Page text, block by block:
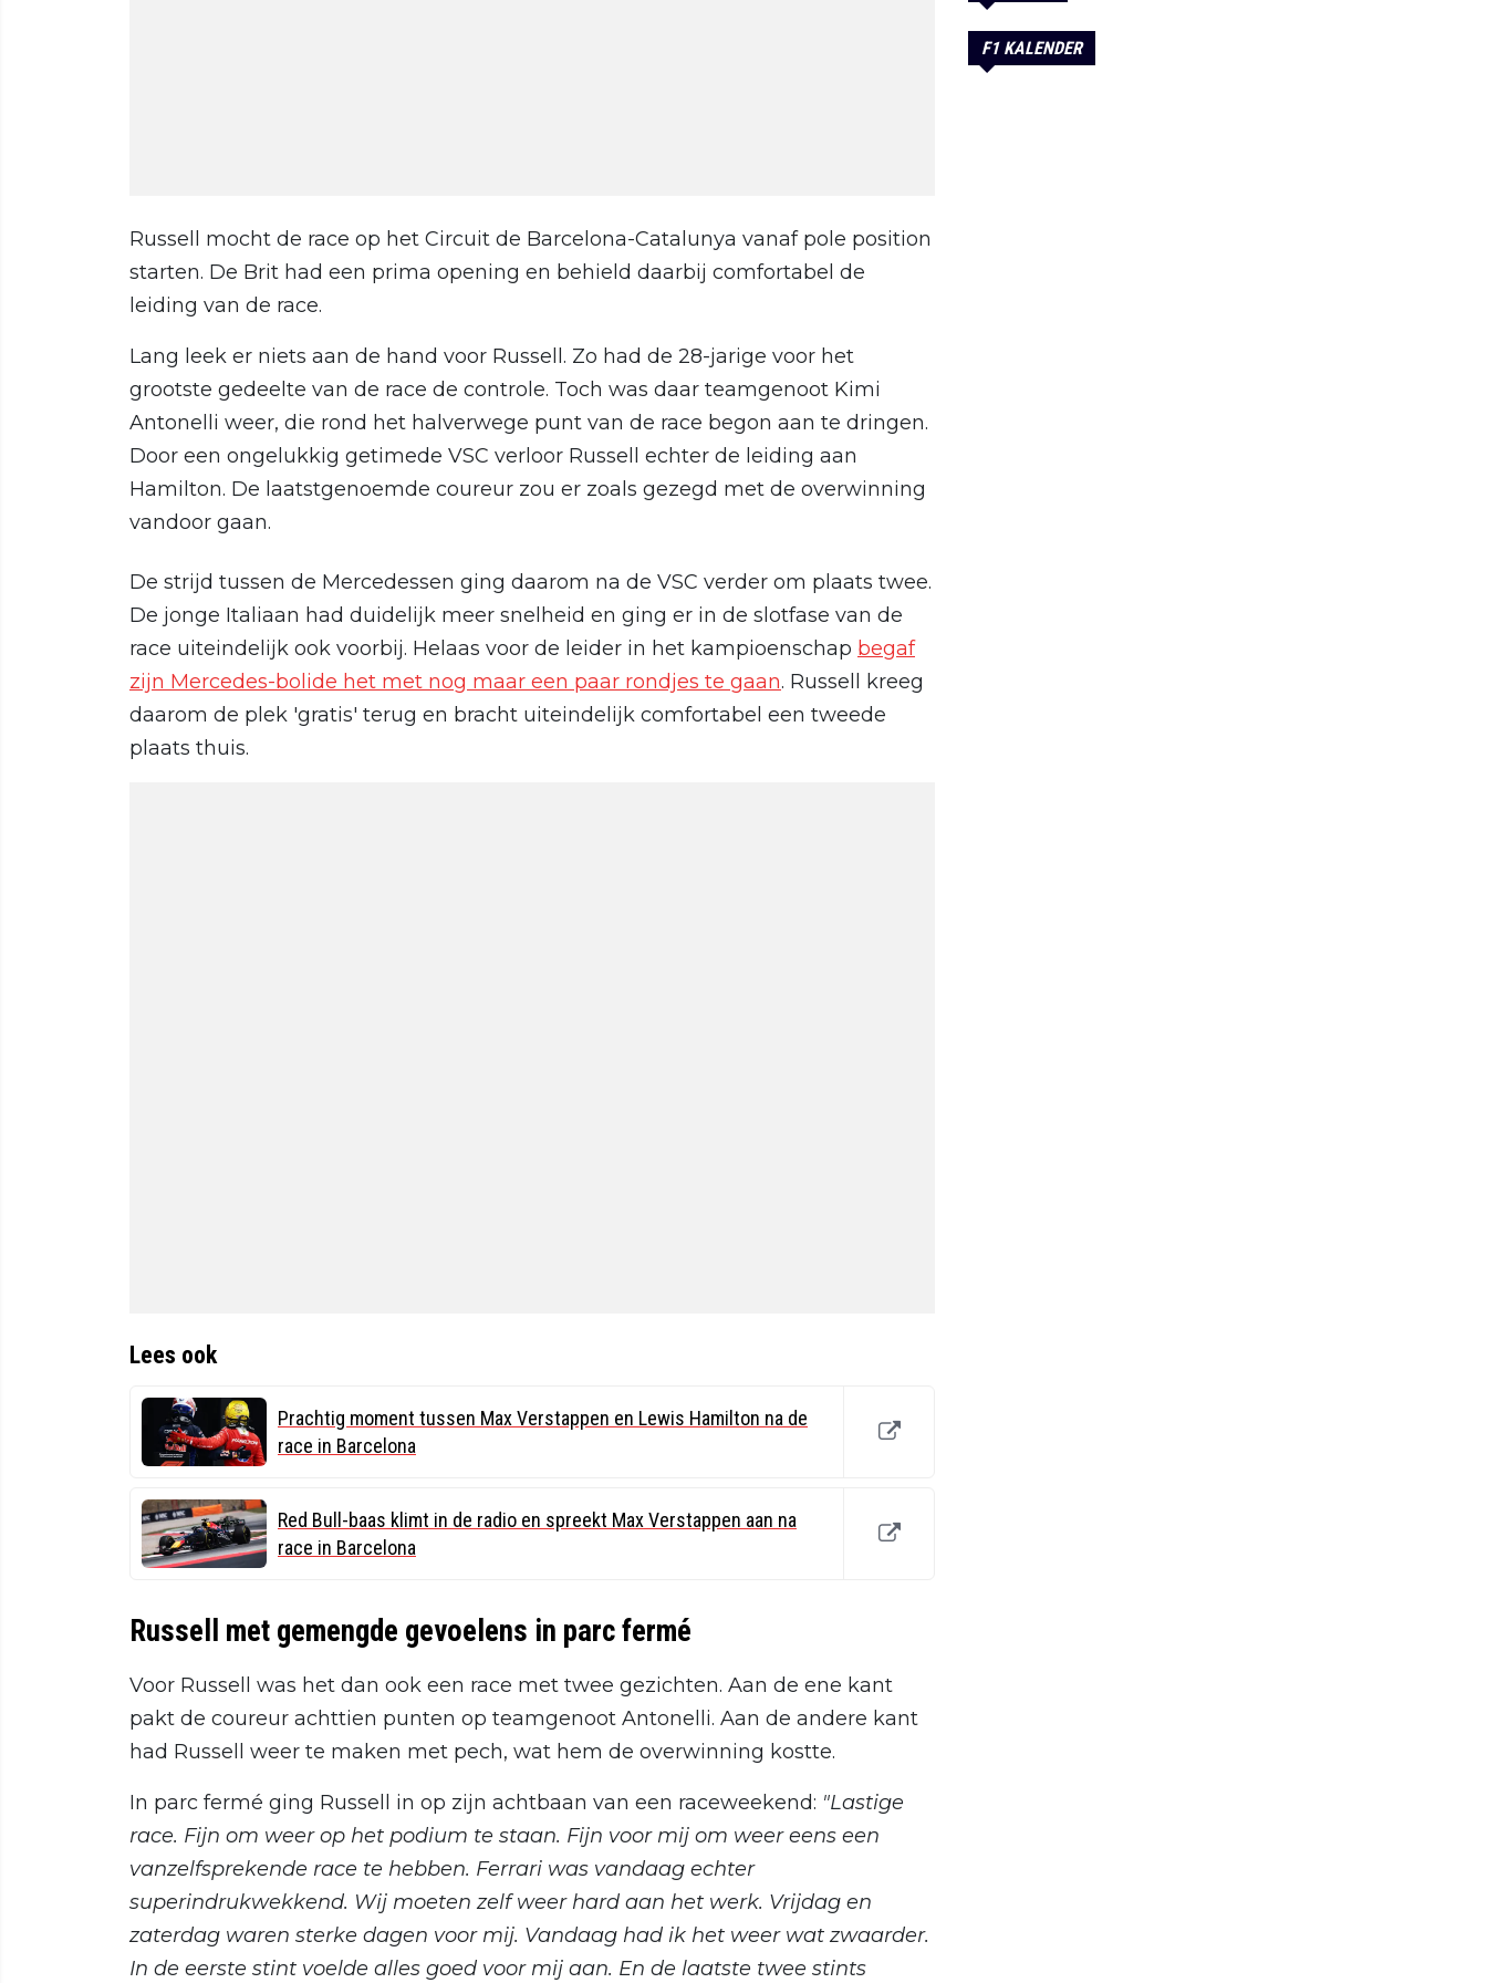
Russell mocht de race op het Circuit de Barcelona-Catalunya vanaf pole position
starten. De Brit had een prima opening en behield daarbij comfortabel de
leiding van de race.
Lang leek er niets aan de hand voor Russell. Zo had de 28-jarige voor het
grootste gedeelte van de race de controle. Toch was daar teamgenoot Kimi
Antonelli weer, die rond het halverwege punt van de race begon aan te dringen.
Door een ongelukkig getimede VSC verloor Russell echter de leiding aan
Hamilton. De laatstgenoemde coureur zou er zoals gezegd met de overwinning
vandoor gaan.
De strijd tussen de Mercedessen ging daarom na de VSC verder om plaats twee.
De jonge Italiaan had duidelijk meer snelheid en ging er in de slotfase van de
race uiteindelijk ook voorbij. Helaas voor de leider in het kampioenschap begaf
zijn Mercedes-bolide het met nog maar een paar rondjes te gaan. Russell kreeg
daarom de plek 'gratis' terug en bracht uiteindelijk comfortabel een tweede
plaats thuis.
Lees ook
Prachtig moment tussen Max Verstappen en Lewis Hamilton na de
race in Barcelona
Red Bull-baas klimt in de radio en spreekt Max Verstappen aan na
race in Barcelona
Russell met gemengde gevoelens in parc fermé
Voor Russell was het dan ook een race met twee gezichten. Aan de ene kant
pakt de coureur achttien punten op teamgenoot Antonelli. Aan de andere kant
had Russell weer te maken met pech, wat hem de overwinning kostte.
In parc fermé ging Russell in op zijn achtbaan van een raceweekend: "Lastige
race. Fijn om weer op het podium te staan. Fijn voor mij om weer eens een
vanzelfsprekende race te hebben. Ferrari was vandaag echter
superindrukwekkend. Wij moeten zelf weer hard aan het werk. Vrijdag en
zaterdag waren sterke dagen voor mij. Vandaag had ik het weer wat zwaarder.
In de eerste stint voelde alles goed voor mij aan. En de laatste twee stints
F1 KALENDER